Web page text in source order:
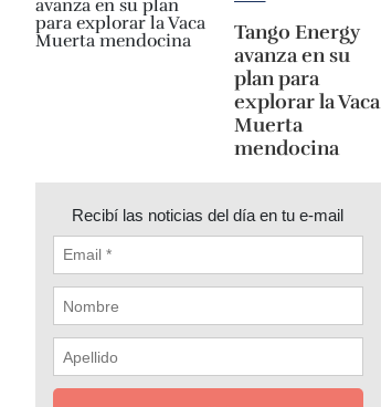
Tango Energy
avanza en su
plan para
explorar la Vaca
Muerta
mendocina
Recibí las noticias del día en tu e-mail